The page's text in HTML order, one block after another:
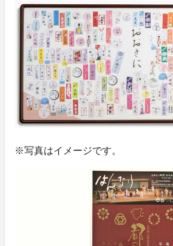
※写真はイメージです。